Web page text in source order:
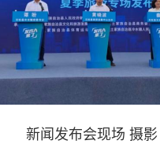
新闻发布会现场 摄